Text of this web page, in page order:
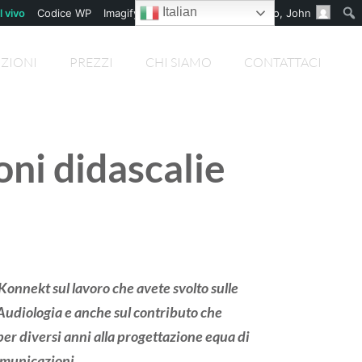
vivo Codice WP Imagify WP Rocket Buongiorno, John
PREZZI CHI SIAMO CONTATTACI
didascalie
sul lavoro che avete svolto sulle
e anche sul contributo che
diversi anni alla progettazione equa di
Italian